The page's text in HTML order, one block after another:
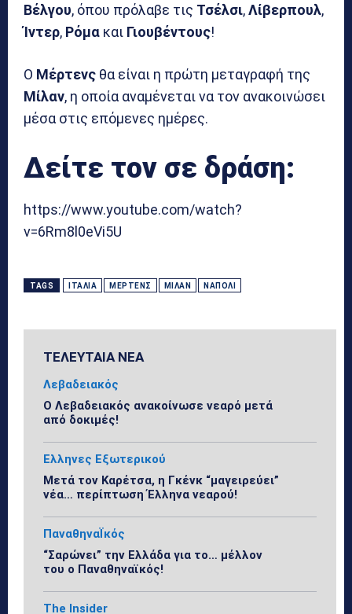
Βέλγου, όπου πρόλαβε τις Τσέλσι,Λίβερπουλ,
Ίντερ, Ρόμα και Γιουβέντους!
Ο Μέρτενς θα είναι η πρώτη μεταγραφή της
Μίλαν, η οποία αναμένεται να τον ανακοινώσει
μέσα στις επόμενες ημέρες.
Δείτε τον σε δράση:
https://www.youtube.com/watch?
v=6Rm8l0eVi5U
TAGS ΙΤΑΛΊΑ ΜΈΡΤΕΝΣ ΜΊΛΑΝ ΝΆΠΟΛΙ
ΤΕΛΕΥΤΑΙΑ ΝΕΑ
Λεβαδειακός
Ο Λεβαδειακός ανακοίνωσε νεαρό μετά
από δοκιμές!
Ελληνες Εξωτερικού
Μετά τον Καρέτσα, η Γκένκ “μαγειρεύει”
νέα… περίπτωση Έλληνα νεαρού!
ΠαναθηναΪκός
“Σαρώνει” την Ελλάδα για το… μέλλον
του ο Παναθηναϊκός!
The Insider